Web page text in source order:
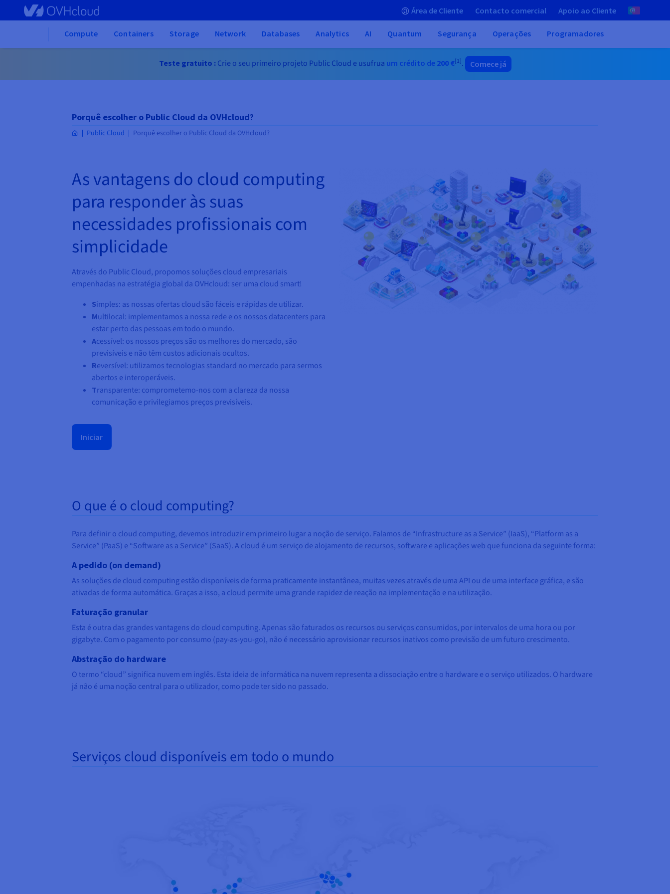
to
Área de Cliente Contacto comercial Apoio ao Cliente
Compute Containers Storage Network Databases Analytics AI Quantum Segurança Operações Programadores
Teste gratuito : Crie o seu primeiro projeto Public Cloud e usufrua um crédito de 200 €[1]. Comece já
Porquê escolher o Public Cloud da OVHcloud?
Public Cloud Porquê escolher o Public Cloud da OVHcloud?
As vantagens do cloud computing
para responder às suas
necessidades profissionais com
simplicidade
Através do Public Cloud, propomos soluções cloud empresariais
empenhadas na estratégia global da OVHcloud: ser uma cloud smart!
Simples: as nossas ofertas cloud são fáceis e rápidas de utilizar.
Multilocal: implementamos a nossa rede e os nossos datacenters para
estar perto das pessoas em todo o mundo.
Acessível: os nossos preços são os melhores do mercado, são
previsíveis e não têm custos adicionais ocultos.
Reversível: utilizamos tecnologias standard no mercado para sermos
abertos e interoperáveis.
Transparente: comprometemo-nos com a clareza da nossa
comunicação e privilegiamos preços previsíveis.
Iniciar
O que é o cloud computing?
Para definir o cloud computing, devemos introduzir em primeiro lugar a noção de serviço. Falamos de “Infrastructure as a Service” (IaaS), “Platform as a
Service” (PaaS) e “Software as a Service” (SaaS). A cloud é um serviço de alojamento de recursos, software e aplicações web que funciona da seguinte forma:
A pedido (on demand)
As soluções de cloud computing estão disponíveis de forma praticamente instantânea, muitas vezes através de uma API ou de uma interface gráfica, e são
ativadas de forma automática. Graças a isso, a cloud permite uma grande rapidez de reação na implementação e na utilização.
Faturação granular
Esta é outra das grandes vantagens do cloud computing. Apenas são faturados os recursos ou serviços consumidos, por intervalos de uma hora ou por
gigabyte. Com o pagamento por consumo (pay-as-you-go), não é necessário aprovisionar recursos inativos como previsão de um futuro crescimento.
Abstração do hardware
O termo “cloud” significa nuvem em inglês. Esta ideia de informática na nuvem representa a dissociação entre o hardware e o serviço utilizados. O hardware
já não é uma noção central para o utilizador, como pode ter sido no passado.
Serviços cloud disponíveis em todo o mundo